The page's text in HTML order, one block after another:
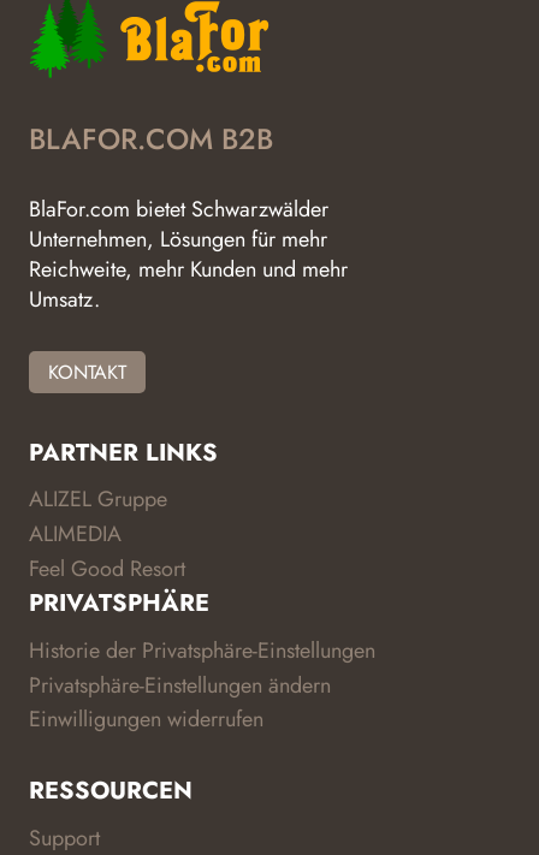
BLAFOR.COM B2B
BlaFor.com bietet Schwarzwälder
Unternehmen, Lösungen für mehr
Reichweite, mehr Kunden und mehr
Umsatz.
KONTAKT
PARTNER LINKS
ALIZEL Gruppe
ALIMEDIA
Feel Good Resort
PRIVATSPHÄRE
Historie der Privatsphäre-Einstellungen
Privatsphäre-Einstellungen ändern
Einwilligungen widerrufen
RESSOURCEN
Support